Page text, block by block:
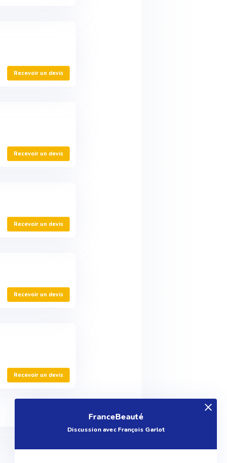
Recevoir un devis
Recevoir un devis
Recevoir un devis
Recevoir un devis
Recevoir un devis
FranceBeauté
Discussion avec François Garlot